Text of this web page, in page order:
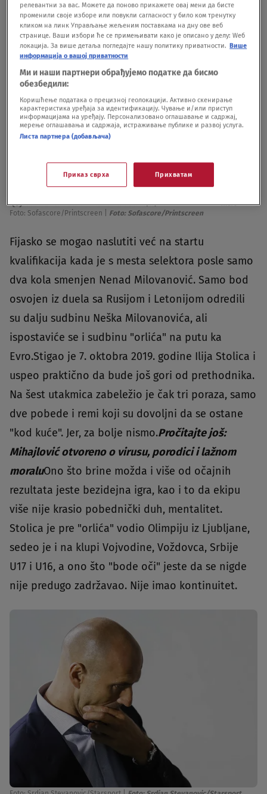
Foto: Sofascore/Printscreen Foto: Sofascore/Printscreen
Fijasko se mogao naslutiti već na startu
kvalifikacija kada je s mesta selektora posle samo
dva kola smenjen Nenad Milovanović. Samo bod
osvojen iz duela sa Rusijom i Letonijom odredili
su dalju sudbinu Neška Milovanovića, ali
ispostaviće se i sudbinu "orlića" na putu ka
Evro.Stigao je 7. oktobra 2019. godine Ilija Stolica i
uspeo praktično da bude još gori od prethodnika.
Na šest utakmica zabeležio je čak tri poraza, samo
dve pobede i remi koji su dovoljni da se ostane
"kod kuće". Jer, za bolje nismo.Pročitajte još:
Mihajlović otvoreno o virusu, porodici i lažnom
moraluOno što brine možda i više od očajnih
rezultata jeste bezidejna igra, kao i to da ekipu
više nije krasio pobednički duh, mentalitet.
Stolica je pre "orlića" vodio Olimpiju iz Ljubljane,
sedeo je i na klupi Vojvodine, Voždovca, Srbije
U17 i U16, a ono što "bode oči" jeste da se nigde
nije predugo zadržavao. Nije imao kontinuitet.
релевантни за вас. Можете да поново прикажете овај мени да бисте
променили своје изборе или повукли сагласност у било ком тренутку
кликом на линк Управљање жељеним поставкама на дну ове веб
странице. Ваши избори ће се примењивати како је описано у делу: Wеб
локација. За више детаља погледајте нашу политику приватности. Више
информација о вашој приватности
Ми и наши партнери обрађујемо податке да бисмо
обезбедили:
Коришћење података о прецизној геолокацији. Активно скенирање
карактеристика уређаја за идентификацију. Чување и/или приступ
информацијама на уређају. Персонализовано оглашавање и садржај,
мерење оглашавања и садржаја, истраживање публике и развој услуга.
Листа партнера (добављача)
Приказ сврха Прихватам